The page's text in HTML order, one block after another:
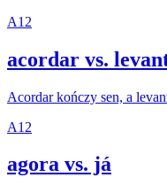
A1 2
acordar vs.
Acordar kończy sen, a
A1 2
agora vs. já